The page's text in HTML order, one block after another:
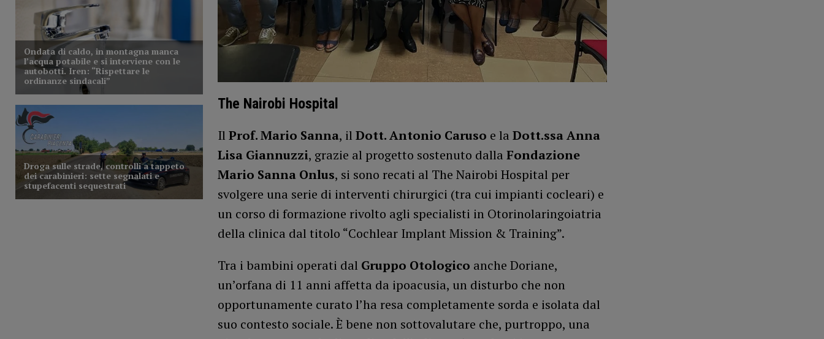
The Nairobi Hospital
Il Prof. Mario Sanna, il Dott. Antonio Caruso e la Dott.ssa Anna
Lisa Giannuzzi, grazie al progetto sostenuto dalla Fondazione
Mario Sanna Onlus, si sono recati al The Nairobi Hospital per
svolgere una serie di interventi chirurgici (tra cui impianti cocleari) e
un corso di formazione rivolto agli specialisti in Otorinolaringoiatria
della clinica dal titolo “Cochlear Implant Mission & Training”.
Tra i bambini operati dal Gruppo Otologico anche Doriane,
un’orfana di 11 anni affetta da ipoacusia, un disturbo che non
opportunamente curato l’ha resa completamente sorda e isolata dal
suo contesto sociale. È bene non sottovalutare che, purtroppo, una